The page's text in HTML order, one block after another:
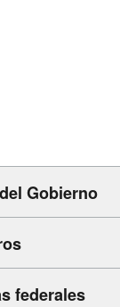
Gobierno
federales